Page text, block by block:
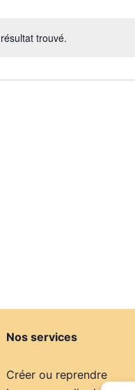
trouvé.
Nos services
Créer ou reprendre